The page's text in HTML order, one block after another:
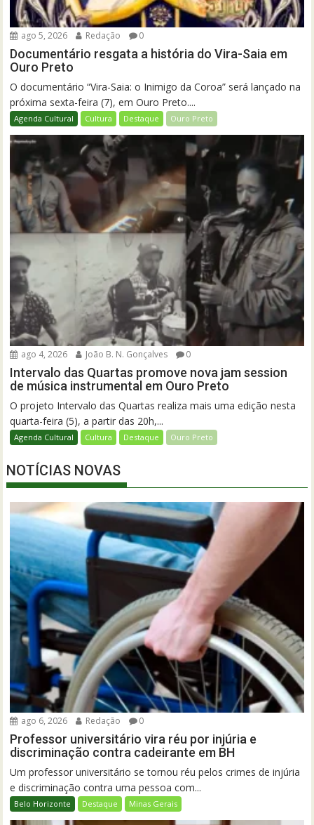
ago 5, 2026 Redação 0
Documentário resgata a história do Vira-Saia em
Ouro Preto
O documentário “Vira-Saia: o Inimigo da Coroa” será lançado na
próxima sexta-feira (7), em Ouro Preto....
Agenda Cultural Cultura Destaque Ouro Preto
ago 4, 2026 João B. N. Gonçalves 0
Intervalo das Quartas promove nova jam session
de música instrumental em Ouro Preto
O projeto Intervalo das Quartas realiza mais uma edição nesta
quarta-feira (5), a partir das 20h,...
Agenda Cultural Cultura Destaque Ouro Preto
NOTÍCIAS NOVAS
ago 6, 2026 Redação 0
Professor universitário vira réu por injúria e
discriminação contra cadeirante em BH
Um professor universitário se tornou réu pelos crimes de injúria
e discriminação contra uma pessoa com...
Belo Horizonte Destaque Minas Gerais